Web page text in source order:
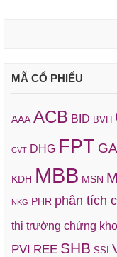
MÃ CỔ PHIẾU
AAA ACB BID BVH
CVT DHG FPT
KDH MBB MSN
NKG PHR phân tích
thị trường chứng
PVI REE SHB SSI